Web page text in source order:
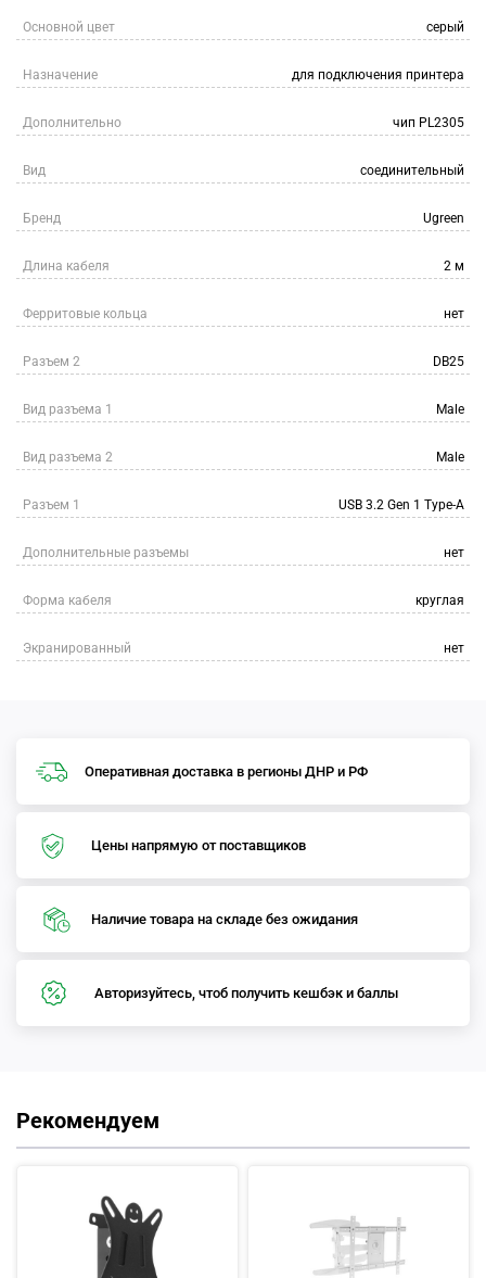
Основной цвет серый
Назначение для подключения принтера
Дополнительно чип PL2305
Вид соединительный
Бренд Ugreen
Длина кабеля 2 м
Ферритовые кольца нет
Разъем 2 DB25
Вид разъема 1 Male
Вид разъема 2 Male
Разъем 1 USB 3.2 Gen 1 Type-A
Дополнительные разъемы нет
Форма кабеля круглая
Экранированный нет
Оперативная доставка в регионы ДНР и РФ
Цены напрямую от поставщиков
Наличие товара на складе без ожидания
Авторизуйтесь, чтоб получить кешбэк и баллы
Рекомендуем